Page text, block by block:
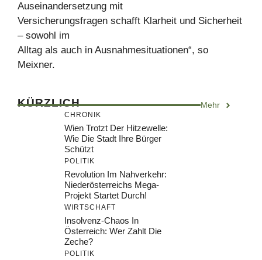
Auseinandersetzung mit
Versicherungsfragen schafft Klarheit und Sicherheit
– sowohl im
Alltag als auch in Ausnahmesituationen“, so
Meixner.
KÜRZLICH Mehr
CHRONIK
Wien Trotzt Der Hitzewelle:
Wie Die Stadt Ihre Bürger
Schützt
POLITIK
Revolution Im Nahverkehr:
Niederösterreichs Mega-
Projekt Startet Durch!
WIRTSCHAFT
Insolvenz-Chaos In
Österreich: Wer Zahlt Die
Zeche?
POLITIK